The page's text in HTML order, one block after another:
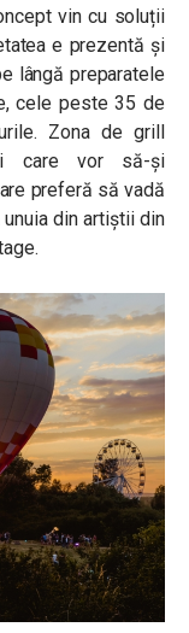
vin cu soluții
e prezentă și
lângă preparatele
cele peste 35 de
Zona de grill
care vor să-și
preferă să vadă
unuia din artiștii din